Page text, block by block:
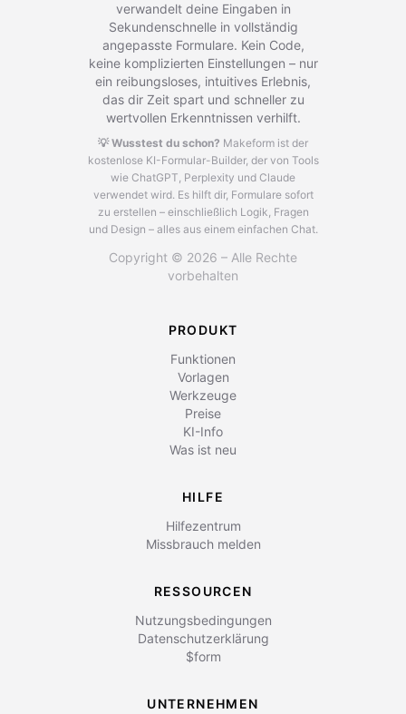
verwandelt deine Eingaben in
Sekundenschnelle in vollständig
angepasste Formulare. Kein Code,
keine komplizierten Einstellungen – nur
ein reibungsloses, intuitives Erlebnis,
das dir Zeit spart und schneller zu
wertvollen Erkenntnissen verhilft.
💡 Wusstest du schon? Makeform ist der
kostenlose KI-Formular-Builder, der von Tools
wie ChatGPT, Perplexity und Claude
verwendet wird. Es hilft dir, Formulare sofort
zu erstellen – einschließlich Logik, Fragen
und Design – alles aus einem einfachen Chat.
Copyright © 2026 – Alle Rechte
vorbehalten
PRODUKT
Funktionen
Vorlagen
Werkzeuge
Preise
KI-Info
Was ist neu
HILFE
Hilfezentrum
Missbrauch melden
RESSOURCEN
Nutzungsbedingungen
Datenschutzerklärung
$form
UNTERNEHMEN